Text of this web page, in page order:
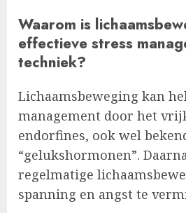
Waarom is
effectieve stress
techniek?
Lichaamsbeweging kan
management door het
endorfines, ook wel
“gelukshormonen”.
regelmatige
spanning en angst te